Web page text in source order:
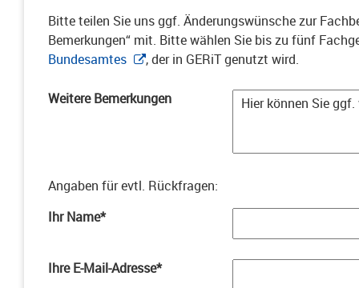
Bitte teilen Sie uns ggf. Änderungswünsche zur
Bemerkungen“ mit. Bitte wählen Sie bis zu fünf
Bundesamtes
, der in GERiT genutzt wird.
Weitere Bemerkungen
Angaben für evtl. Rückfragen:
Ihr Name*
Ihre E-Mail-Adresse*